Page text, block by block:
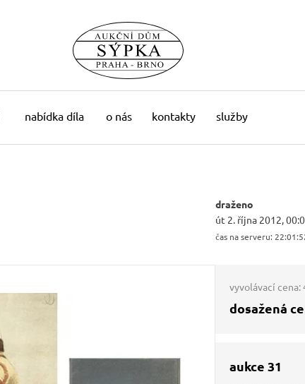
nabídka díla o nás kontakty služby
draženo
út 2. října 2012,
čas na serveru:
vyvolávací cena:
dosažená
aukce 31